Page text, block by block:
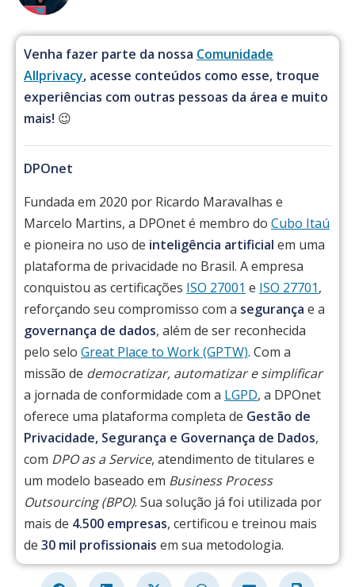
Venha fazer parte da nossa Comunidade
Allprivacy, acesse conteúdos como esse, troque
experiências com outras pessoas da área e muito
mais! 😉
DPOnet
Fundada em 2020 por Ricardo Maravalhas e
Marcelo Martins, a DPOnet é membro do Cubo Itaú
e pioneira no uso de inteligência artificial em uma
plataforma de privacidade no Brasil. A empresa
conquistou as certificações ISO 27001 e ISO 27701,
reforçando seu compromisso com a segurança e a
governança de dados, além de ser reconhecida
pelo selo Great Place to Work (GPTW). Com a
missão de democratizar, automatizar e simplificar
a jornada de conformidade com a LGPD, a DPOnet
oferece uma plataforma completa de Gestão de
Privacidade, Segurança e Governança de Dados,
com DPO as a Service, atendimento de titulares e
um modelo baseado em Business Process
Outsourcing (BPO). Sua solução já foi utilizada por
mais de 4.500 empresas, certificou e treinou mais
de 30 mil profissionais em sua metodologia.